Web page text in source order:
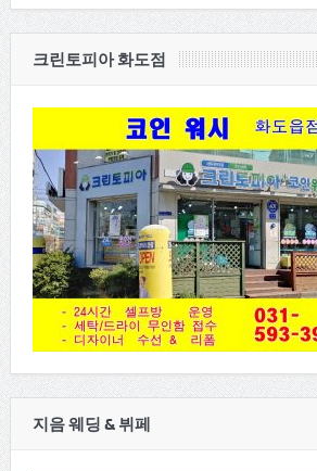
크린토피아 화도점
지음 웨딩 & 뷔페